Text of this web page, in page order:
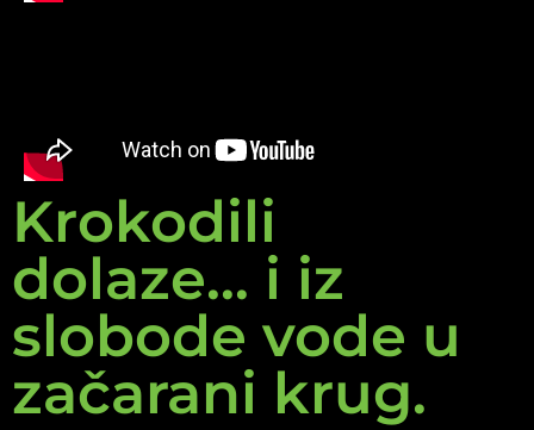
Krokodili
dolaze... i iz
slobode vode u
začarani krug.